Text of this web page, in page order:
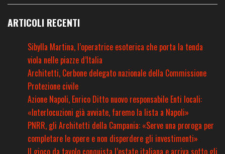
ARTICOLI RECENTI
Sibylla Martina, l’operatrice esoterica che porta la tenda
viola nelle piazze d’Italia
Architetti, Cerbone delegato nazionale della Commissione
Protezione civile
Azione Napoli, Enrico Ditto nuovo responsabile Enti locali:
«Interlocuzioni già avviate, faremo la lista a Napoli»
PNRR, gli Architetti della Campania: «Serve una proroga per
completare le opere e non disperdere gli investimenti»
Il gioco da tavolo conquista l’estate italiana e arriva sotto gli